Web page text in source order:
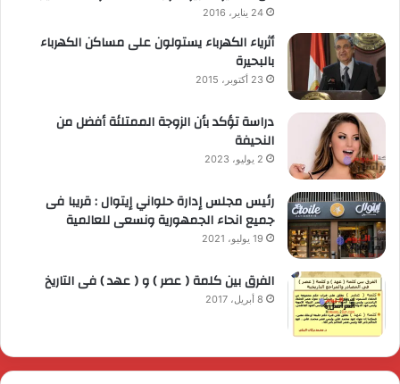
24 يناير، 2016
أثرياء الكهرباء يستولون على مساكن الكهرباء
بالبحيرة
23 أكتوبر، 2015
دراسة تؤكد بأن الزوجة الممتلئة أفضل من
النحيفة
2 يوليو، 2023
رئيس مجلس إدارة حلواني إيتوال : قريبا فى
جميع انحاء الجمهورية ونسعى للعالمية
19 يوليو، 2021
الفرق بين كلمة ( عصر ) و ( عهد ) فى التاريخ
8 أبريل، 2017